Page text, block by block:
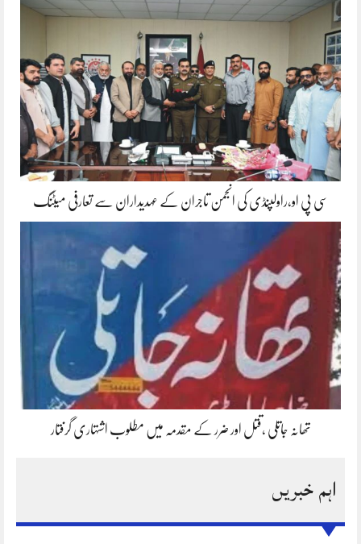
سی پی او،راولپنڈی کی انجمن تاجران کے عہدیداران سے تعارفی میٹنگ
تھانہ جاتلی ،قتل اور ضرر کے مقدمہ میں مطلوب اشتہاری گرفتار
اہم خبریں